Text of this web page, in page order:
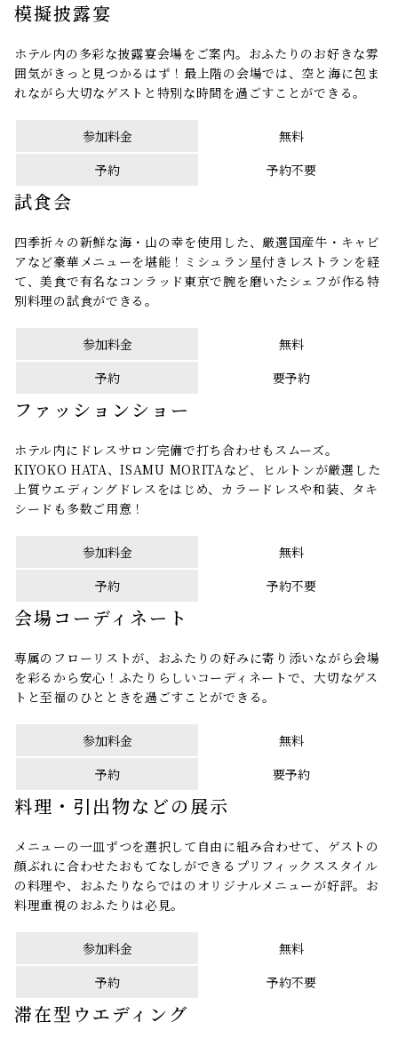
模擬披露宴
ホテル内の多彩な披露宴会場をご案内。おふたりのお好きな雰
囲気がきっと見つかるはず！最上階の会場では、空と海に包ま
れながら大切なゲストと特別な時間を過ごすことができる。
参加料金
無料
予約
予約不要
試食会
四季折々の新鮮な海・山の幸を使用した、厳選国産牛・キャビ
アなど豪華メニューを堪能！ミシュラン星付きレストランを経
て、美食で有名なコンラッド東京で腕を磨いたシェフが作る特
別料理の試食ができる。
参加料金
無料
予約
要予約
ファッションショー
ホテル内にドレスサロン完備で打ち合わせもスムーズ。
KIYOKO HATA、ISAMU MORITAなど、ヒルトンが厳選した
上質ウエディングドレスをはじめ、カラードレスや和装、タキ
シードも多数ご用意！
参加料金
無料
予約
予約不要
会場コーディネート
専属のフローリストが、おふたりの好みに寄り添いながら会場
を彩るから安心！ふたりらしいコーディネートで、大切なゲス
トと至福のひとときを過ごすことができる。
参加料金
無料
予約
要予約
料理・引出物などの展示
メニューの一皿ずつを選択して自由に組み合わせて、ゲストの
顔ぶれに合わせたおもてなしができるプリフィックススタイル
の料理や、おふたりならではのオリジナルメニューが好評。お
料理重視のおふたりは必見。
参加料金
無料
予約
予約不要
滞在型ウエディング